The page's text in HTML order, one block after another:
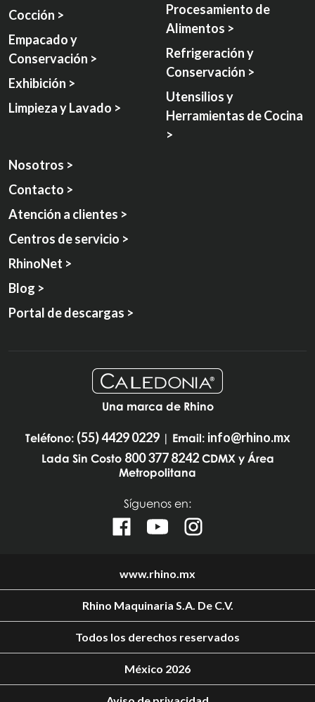
Cocción >
Empacado y
Conservación >
Exhibición >
Limpieza y Lavado >
Procesamiento de
Alimentos >
Refrigeración y
Conservación >
Utensilios y
Herramientas de Cocina
>
Nosotros >
Contacto >
Atención a clientes >
Centros de servicio >
RhinoNet >
Blog >
Portal de descargas >
Una marca de Rhino
Teléfono: (55) 4429 0229| Email: info@rhino.mx
Lada Sin Costo 800 377 8242CDMX y Área
Metropolitana
Síguenos en:
www.rhino.mx
Rhino Maquinaria S.A. De C.V.
Todos los derechos reservados
México 2026